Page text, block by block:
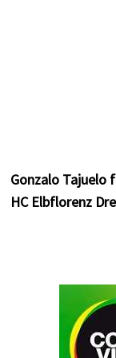
Gonzalo Tajuelo
HC Elbflorenz